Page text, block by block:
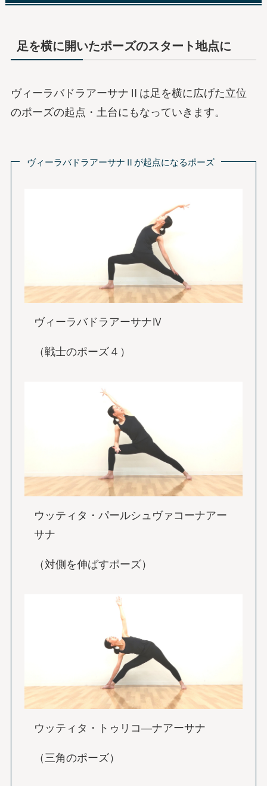
足を横に開いたポーズのスタート地点に
ヴィーラバドラアーサナⅡは足を横に広げた立位
のポーズの起点・土台にもなっていきます。
ヴィーラバドラアーサナⅡが起点になるポーズ
ヴィーラバドラアーサナⅣ
（戦士のポーズ４）
ウッティタ・パールシュヴァコーナアー
サナ
（対側を伸ばすポーズ）
ウッティタ・トゥリコ―ナアーサナ
（三角のポーズ）